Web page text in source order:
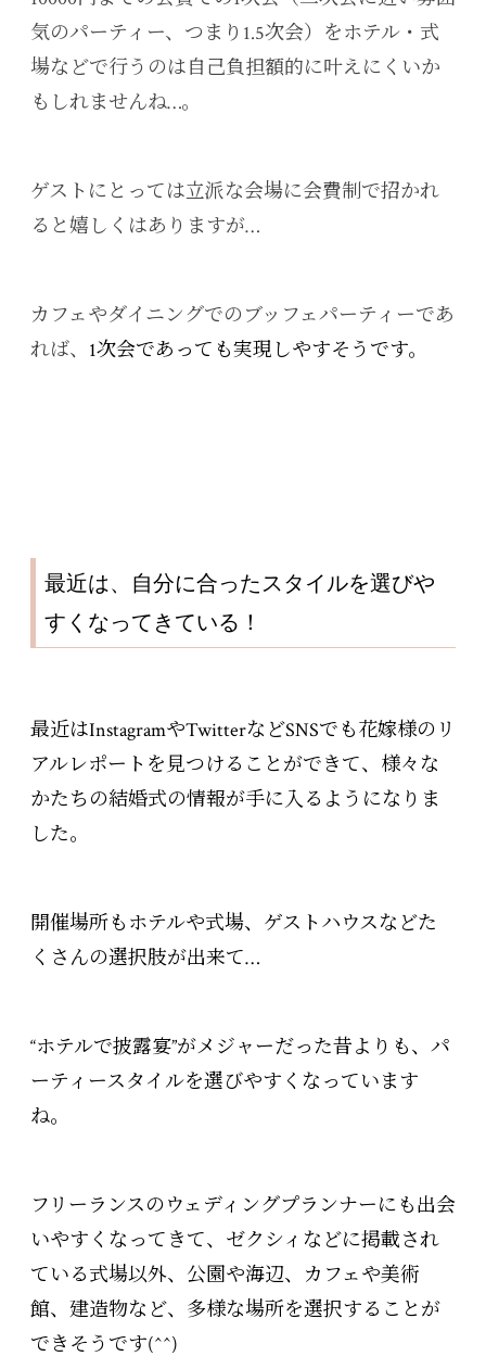
気のパーティー、つまり1.5次会）をホテル・式
場などで行うのは自己負担額的に叶えにくいか
もしれませんね…。
ゲストにとっては立派な会場に会費制で招かれ
ると嬉しくはありますが…
カフェやダイニングでのブッフェパーティーであ
れば、 1次会であっても実現しやすそうです。
最近は、自分に合ったスタイルを選びや
すくなってきている！
最近はInstagramやTwitterなどSNSでも花嫁様のリ
アルレポートを見つけることができて、様々な
かたちの結婚式の情報が手に入るようになりま
した。
開催場所もホテルや式場、ゲストハウスなどた
くさんの選択肢が出来て…
“ホテルで披露宴”がメジャーだった昔よりも、 パ
ーティースタイルを選びやすくなっています
ね。
フリーランスのウェディングプランナーにも出会
いやすくなってきて、 ゼクシィなどに掲載され
ている式場以外、公園や海辺、 カフェや美術
館、建造物など、多様な場所を選択することが
できそうです(^^)